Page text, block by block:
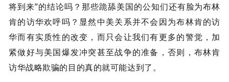
将到来”的结论吗？那些跪舔美国的公知们还有脸为布林
肯的访华欢呼吗？显然中美关系并不会因为布林肯的访
华而有实质性的改变，而只会让我们有更多的警觉，加
紧做好与美国爆发冲突甚至战争的准备，否则，布林肯
访华战略欺骗的目的真的就可能达到了。